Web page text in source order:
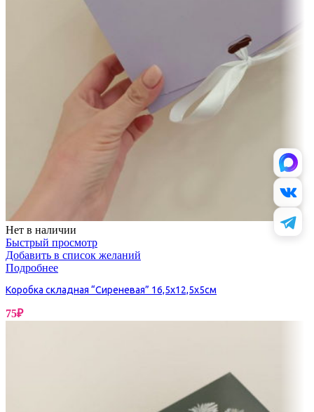
Нет в наличии
Быстрый просмотр
Добавить в список желаний
Подробнее
Коробка складная “Сиреневая” 16,5х12,5х5см
75₽